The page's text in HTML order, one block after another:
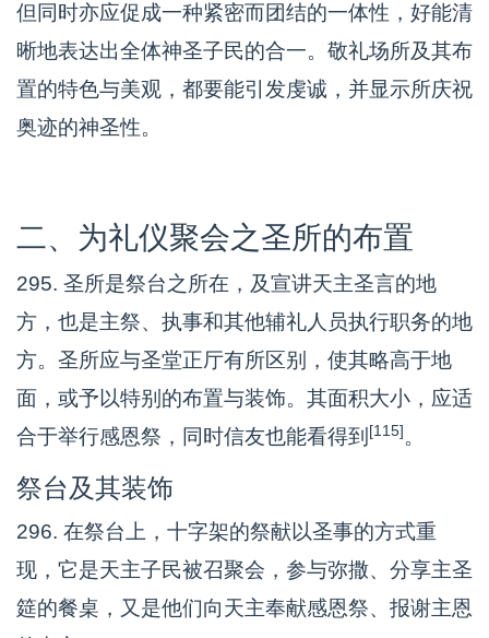
但同时亦应促成一种紧密而团结的一体性，好能清
晰地表达出全体神圣子民的合一。敬礼场所及其布
置的特色与美观，都要能引发虔诚，并显示所庆祝
奥迹的神圣性。
二、为礼仪聚会之圣所的布置
295. 圣所是祭台之所在，及宣讲天主圣言的地
方，也是主祭、执事和其他辅礼人员执行职务的地
方。圣所应与圣堂正厅有所区别，使其略高于地
面，或予以特别的布置与装饰。其面积大小，应适
合于举行感恩祭，同时信友也能看得到 [115]。
祭台及其装饰
296. 在祭台上，十字架的祭献以圣事的方式重
现，它是天主子民被召聚会，参与弥撒、分享主圣
筵的餐桌，又是他们向天主奉献感恩祭、报谢主恩